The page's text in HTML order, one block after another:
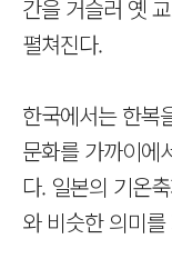
간을 거슬러 옛
펼쳐진다.
한국에서는 한복
문화를 가까이에
다. 일본의 기온
와 비슷한 의미